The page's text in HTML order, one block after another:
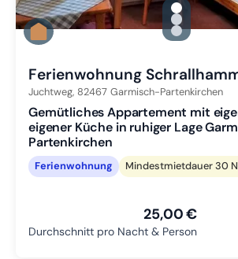
Zu Slide 1
Zu Slide 2
Zu Slide 3
Ferienwohnung
Juchtweg, 82467 Garmisch-Partenkirchen
Gemütliches Appartement mit
eigener Küche in ruhiger Lage
Partenkirchen
Ferienwohnung Mindestmietdauer 30
25,00 €
Durchschnitt pro Nacht & Person